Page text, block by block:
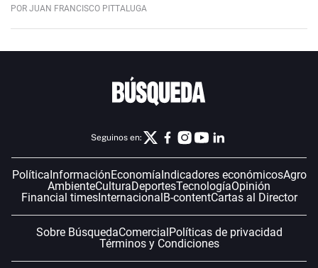
POR JUAN FRANCISCO PITTALUGA
Seguinos en:
PolíticaInformaciónEconomíaIndicadores económicosAgro
AmbienteCulturaDeportesTecnologíaOpinión
Financial timesInternacionalB-contentCartas al Director
Sobre BúsquedaComercialPolíticas de privacidad
Términos y Condiciones